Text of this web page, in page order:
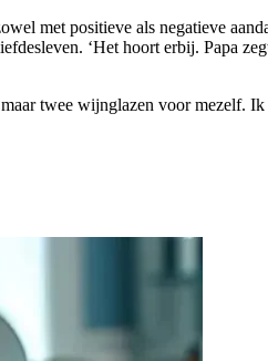
met positieve als negatieve
‘Het hoort erbij. Papa
twee wijnglazen voor mezelf.